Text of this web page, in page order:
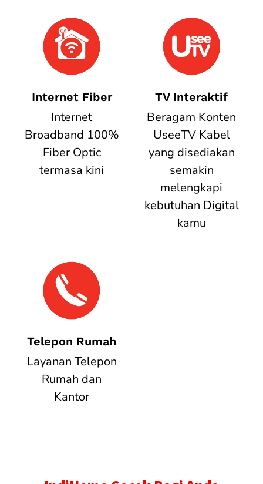
Internet Fiber
Internet
Broadband 100%
Fiber Optic
termasa kini
TV Interaktif
Beragam Konten
UseeTV Kabel
yang disediakan
semakin
melengkapi
kebutuhan Digital
kamu
Telepon Rumah
Layanan Telepon
Rumah dan
Kantor